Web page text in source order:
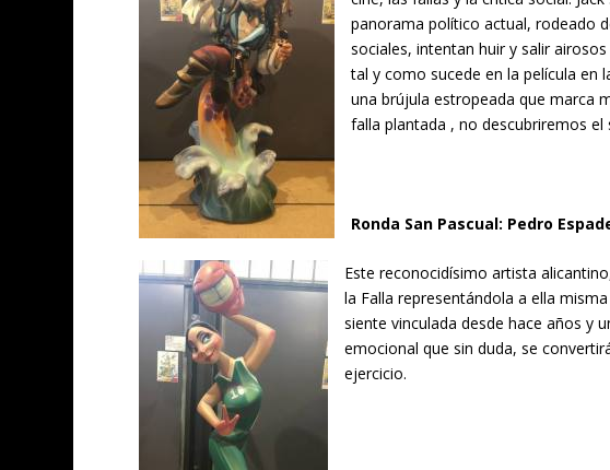
panorama político actual, rodeado
sociales, intentan huir y salir
tal y como sucede en la película en
una brújula estropeada que marca
falla plantada , no descubriremos
Ronda San Pascual: Pedro
Este reconocidísimo artista
la Falla representándola a ella
siente vinculada desde hace años y
emocional que sin duda, se
ejercicio.